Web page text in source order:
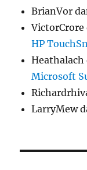
BrianVor
VictorCrore
HP
Heathalach
Microsoft
LarryMew